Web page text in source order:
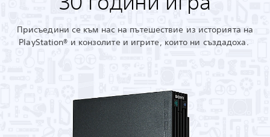
Присъедини се към нас на пътешествие из историята на
PlayStation® и конзолите и игрите, които ни създадоха.